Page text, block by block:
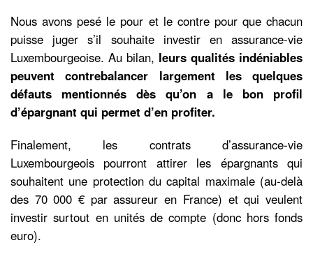
Nous avons pesé le pour et le contre pour que chacun
puisse juger s’il souhaite investir en assurance-vie
Luxembourgeoise. Au bilan, leurs qualités indéniables
peuvent contrebalancer largement les quelques
défauts mentionnés dès qu’on a le bon profil
d’épargnant qui permet d’en profiter.
Finalement, les contrats d’assurance-vie
Luxembourgeois pourront attirer les épargnants qui
souhaitent une protection du capital maximale (au-delà
des 70 000 € par assureur en France) et qui veulent
investir surtout en unités de compte (donc hors fonds
euro).